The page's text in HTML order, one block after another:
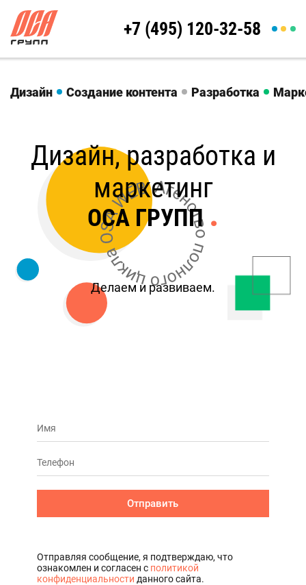
+7 (495) 120-32-58
Дизайн Создание контента Разработка
Дизайн, разработка и
маркетинг
ОСА ГРУПП .
Делаем и развиваем.
Отправить
Отправляя сообщение, я подтверждаю, что
ознакомлен и согласен с политикой
конфиденциальности данного сайта.